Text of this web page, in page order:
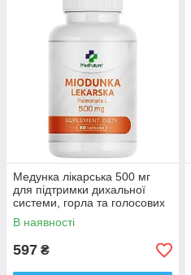
Медунка лікарська 500 мг
для підтримки дихальної
системи, горла та голосових
зв'язок, Medfuture Pulmonaria
60 капсул Доставка з ЄС
В наявності
597 ₴